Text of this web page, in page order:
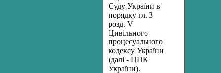
Суду України в
порядку гл. 3
розд. V
Цивільного
процесуального
кодексу України
(далі - ЦПК
України).